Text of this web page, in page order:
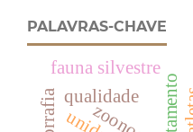
PALAVRAS-CHAVE
tratamento
fauna silvestre
qualidade